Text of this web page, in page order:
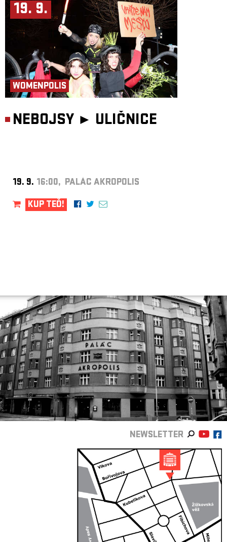
19. 9.
WOMENPOLIS
NEBOJSY ► ULIČNICE
19. 9. 16:00, PALÁC AKROPOLIS
KUP TEĎ!
NEWSLETTER